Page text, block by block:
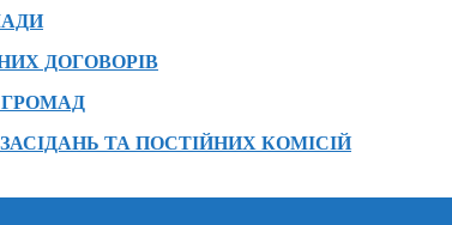
ДОГОВОРІВ
ГРОМАД
ТА ПОСТІЙНИХ КОМІСІЙ